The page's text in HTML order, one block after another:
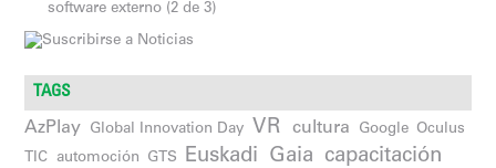
software externo (2 de 3)
TAGS
AzPlay Global Innovation Day VR cultura Google
Oculus
TIC automoción GTS Euskadi Gaia capacitación